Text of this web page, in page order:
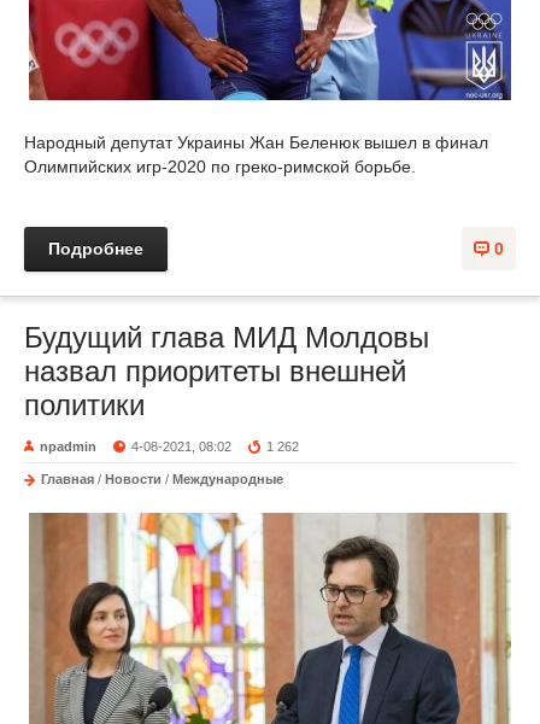
Народный депутат Украины Жан Беленюк вышел в финал
Олимпийских игр-2020 по греко-римской борьбе.
0
Подробнее
Будущий глава МИД Молдовы
назвал приоритеты внешней
политики
npadmin 4-08-2021, 08:02 1 262
Главная / Новости / Международные